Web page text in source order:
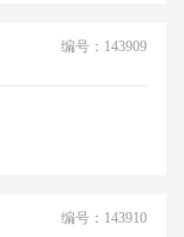
编号：143909
编号：143910